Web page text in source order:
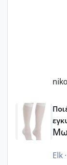
Μωράκια Μαΐου
Elk·